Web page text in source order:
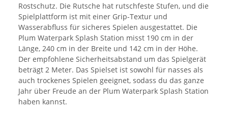
Rostschutz. Die Rutsche hat rutschfeste Stufen, und die
Spielplattform ist mit einer Grip-Textur und
Wasserabfluss für sicheres Spielen ausgestattet. Die
Plum Waterpark Splash Station misst 190 cm in der
Länge, 240 cm in der Breite und 142 cm in der Höhe.
Der empfohlene Sicherheitsabstand um das Spielgerät
beträgt 2 Meter. Das Spielset ist sowohl für nasses als
auch trockenes Spielen geeignet, sodass du das ganze
Jahr über Freude an der Plum Waterpark Splash Station
haben kannst.